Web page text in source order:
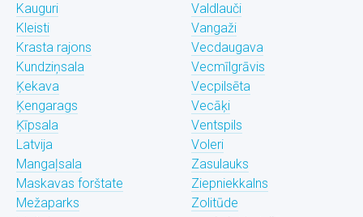
Kauguri
Kleisti
Krasta rajons
Kundziņsala
Ķekava
Ķengarags
Ķīpsala
Latvija
Mangaļsala
Maskavas forštate
Mežaparks
Valdlauči
Vangaži
Vecdaugava
Vecmīlgrāvis
Vecpilsēta
Vecāķi
Ventspils
Voleri
Zasulauks
Ziepniekkalns
Zolitūde